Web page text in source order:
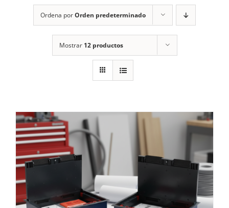
Ordena porOrden predeterminado
Mostrar 12 productos